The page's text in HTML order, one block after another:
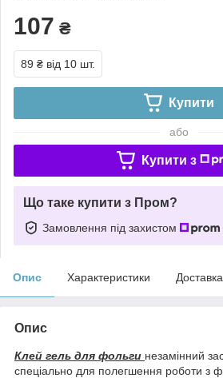
107 ₴
89 ₴ від 10 шт.
Купити
або
Купити з
Що таке купити з Пром?
Замовлення під захистом
Опис Характеристики Доставка
Опис
Клей гель для фольги незамінний
спеціально для полегшення роботи з